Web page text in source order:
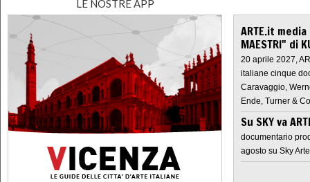
LE NOSTRE APP
ARTE.it
MAESTRI" di
20 aprile 2027,
italiane cinque
Caravaggio,
Ende, Turner &
Su SKY va
documentario
agosto su Sky Arte